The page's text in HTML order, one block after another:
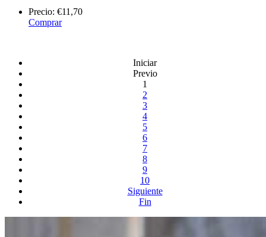
Precio: €11,70
Comprar
Iniciar
Previo
1
2
3
4
5
6
7
8
9
10
Siguiente
Fin